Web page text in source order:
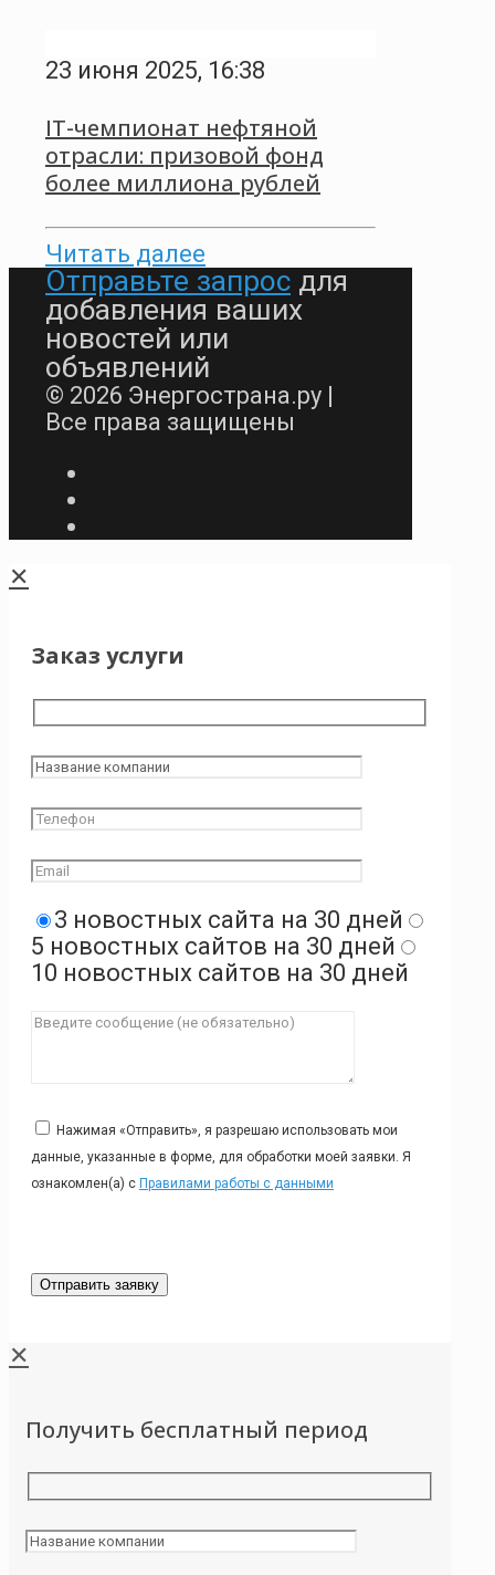
23 июня 2025, 16:38
IT-чемпионат нефтяной
отрасли: призовой фонд
более миллиона рублей
Читать далее
Отправьте запрос для
добавления ваших
новостей или
объявлений
© 2026 Энергострана.ру |
Все права защищены
✕
Заказ услуги
3 новостных сайта на 30 дней
5 новостных сайтов на 30 дней
10 новостных сайтов на 30 дней
Нажимая «Отправить», я разрешаю использовать мои
данные, указанные в форме, для обработки моей заявки. Я
ознакомлен(а) с Правилами работы с данными
✕
Получить бесплатный период